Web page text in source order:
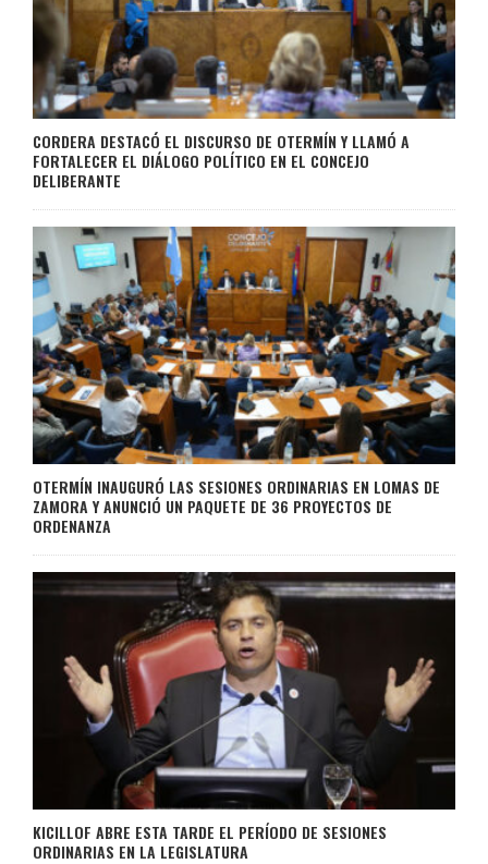
CORDERA DESTACÓ EL DISCURSO DE OTERMÍN Y LLAMÓ A
FORTALECER EL DIÁLOGO POLÍTICO EN EL CONCEJO
DELIBERANTE
OTERMÍN INAUGURÓ LAS SESIONES ORDINARIAS EN LOMAS DE
ZAMORA Y ANUNCIÓ UN PAQUETE DE 36 PROYECTOS DE
ORDENANZA
KICILLOF ABRE ESTA TARDE EL PERÍODO DE SESIONES
ORDINARIAS EN LA LEGISLATURA